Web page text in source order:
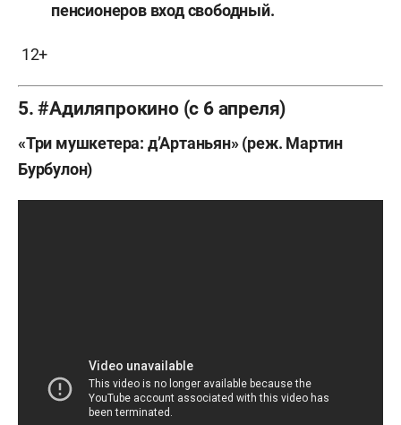
пенсионеров вход свободный.
12+
5. #Адиляпрокино (с 6 апреля)
«Три мушкетера: д’Артаньян» (реж. Мартин
Бурбулон)